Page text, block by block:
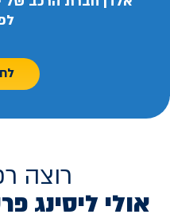
רוצה
אולי ליסינג